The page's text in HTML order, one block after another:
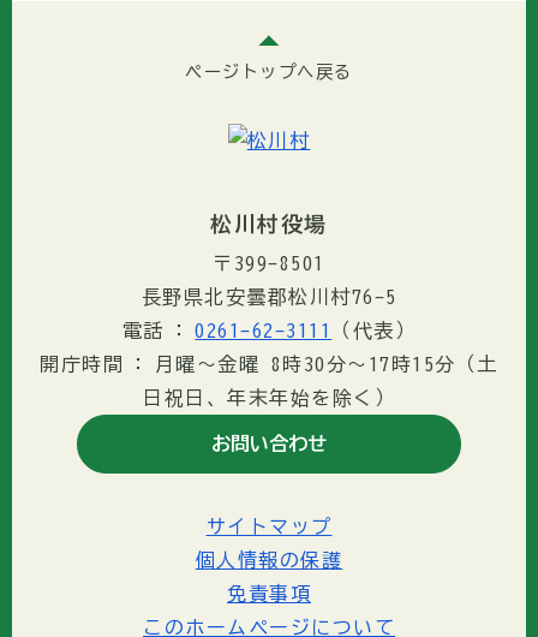
ページトップへ戻る
松川村役場
〒399-8501
長野県北安曇郡松川村76-5
電話
0261-62-3111
（代表）
開庁時間
月曜～金曜 8時30分〜17時15分（土
日祝日、年末年始を除く）
お問い合わせ
サイトマップ
個人情報の保護
免責事項
このホームページについて